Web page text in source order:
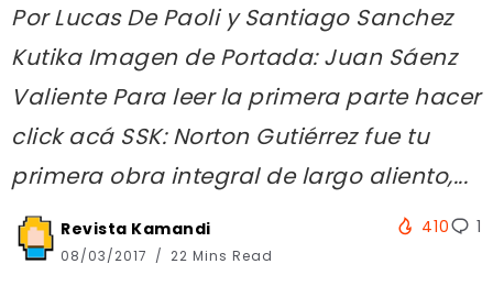
Por Lucas De Paoli y Santiago Sanchez
Kutika Imagen de Portada: Juan Sáenz
Valiente Para leer la primera parte hacer
click acá SSK: Norton Gutiérrez fue tu
primera obra integral de largo aliento,...
Revista Kamandi
08/03/2017 22 Mins Read
410 1